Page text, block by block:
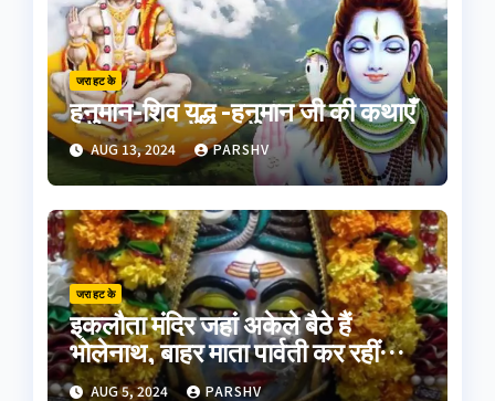
जरा हट के
हनुमान-शिव युद्ध -हनुमान जी की कथाएँ
AUG 13, 2024 PARSHV
जरा हट के
इकलौता मंदिर जहां अकेले बैठे हैं
भोलेनाथ, बाहर माता पार्वती कर रहीं
इंतजार
AUG 5, 2024 PARSHV